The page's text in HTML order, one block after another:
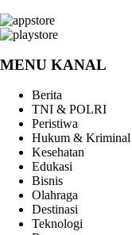
MENU KANAL
Berita
TNI & POLRI
Peristiwa
Hukum & Kriminal
Kesehatan
Edukasi
Bisnis
Olahraga
Destinasi
Teknologi